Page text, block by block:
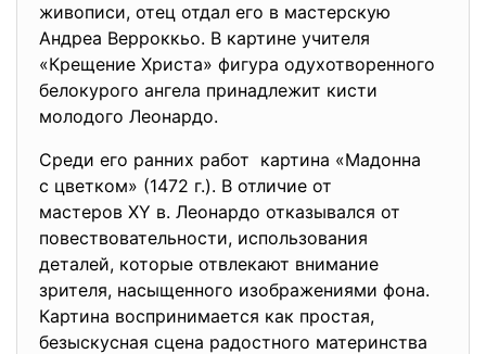
живописи, отец отдал его в мастерскую
Андреа Верроккьо. В картине учителя
«Крещение Христа» фигура одухотворенного
белокурого ангела принадлежит кисти
молодого Леонардо.
Среди его ранних работ картина «Мадонна
с цветком» (1472 г.). В отличие от
мастеров XY в. Леонардо отказывался от
повествовательности, использования
деталей, которые отвлекают внимание
зрителя, насыщенного изображениями фона.
Картина воспринимается как простая,
безыскусная сцена радостного материнства